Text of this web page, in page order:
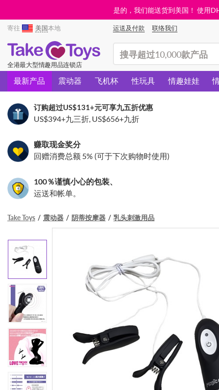
是的，我们能送货到美国！ 使用
寄往 美国本地 运送及付款 联络我们
全港最大型情趣用品连锁店
最新产品 震动器 飞机杯 性玩具 情趣娃娃
订购超过US$131+元可享九五折优惠
US$394+九三折, US$656+九折
赚取现金奖分
回赠消费总额 5% (可于下次购物时使用)
100％谨慎小心的包装、
运送和帐单。
Take Toys 震动器 阴蒂按摩器 乳头刺激用品